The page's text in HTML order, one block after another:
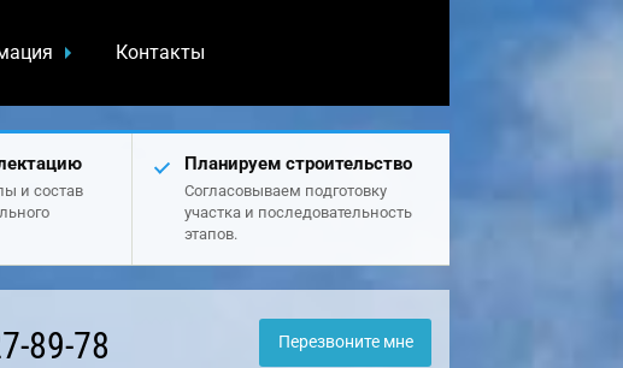
Контакты
и состав
Планируем строительство
Согласовываем подготовку
участка и последовательность
этапов.
89-78 Перезвоните мне